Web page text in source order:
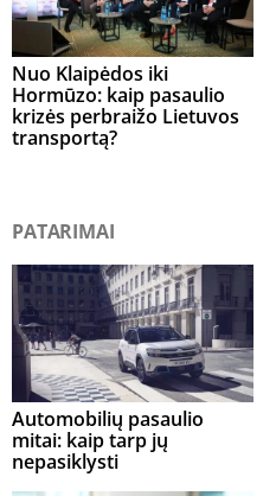
Nuo Klaipėdos iki
Hormūzo: kaip pasaulio
krizės perbraižo Lietuvos
transportą?
PATARIMAI
Automobilių pasaulio
mitai: kaip tarp jų
nepasiklysti